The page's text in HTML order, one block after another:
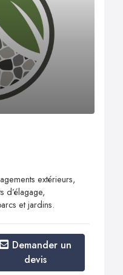
extérieurs,
d’élagage,
et jardins.
Demander un
devis